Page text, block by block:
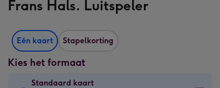
Frans Hals. Luitspeler
Eén kaart Stapelkorting
Kies het formaat
Standaard kaart